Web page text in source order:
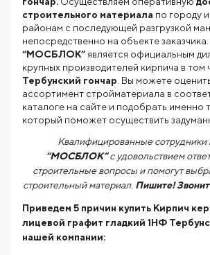
строительного материала по городу
районам с последующей разгрузкой
непосредственно на объекте
“МОСБЛОК” является официальным
крупных производителей кирпича в том
Тербунский гончар . Вы можете
ассортимент стройматериала в
каталоге на сайте и подобрать именно
который поможет осуществить
Квалифицированные сотрудники
“МОСБЛОК”с удовольствием
строительные вопросы и помогут
строительный материал. Пишите!
Приведем 5 причин купить Кирпич
лицевой графит гладкий 1НФ
нашей компании: